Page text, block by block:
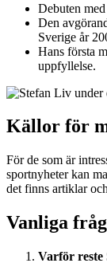
Debuten
Den
Sverige år
Hans första
uppfyllelse.
Källor för
För de som är
sportnyheter kan
det finns artiklar
Vanliga
Varför reste